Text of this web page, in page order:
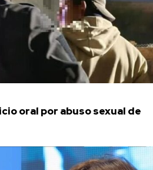
oral por abuso sexual de